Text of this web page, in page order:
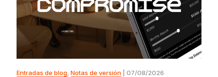
Entradas de blog ,Notas de versión | 07/08/2026